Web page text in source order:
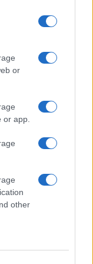
or
app.
other
che